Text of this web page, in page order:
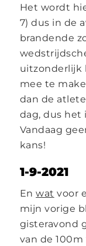
Het wordt
7) dus in de
brandende
uitzonderlijk
mee te
dan de
dag, dus het
Vandaag
kans!
1-9-2021
Enwat voor
mijn vorige
gisteravond
van de